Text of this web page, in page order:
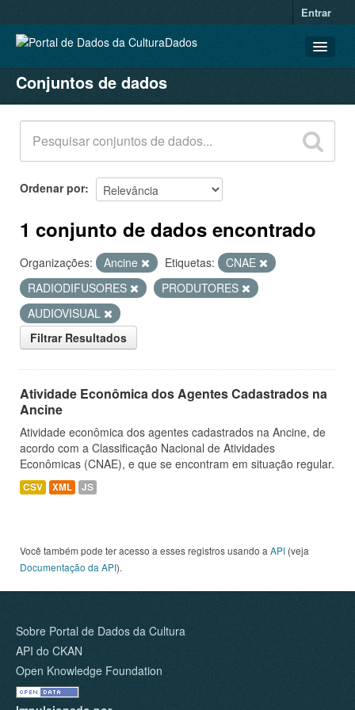
Entrar
CONJUNTOS DE DADOS
ORGANIZAÇÕES
GRUPOS
SOBRE
Conjuntos de dados
Ordenar por
1 conjunto de dados encontrado
Organizações: Ancine Etiquetas:
CNAE
RADIODIFUSORES
PRODUTORES
AUDIOVISUAL
Filtrar Resultados
Atividade Econômica dos Agentes Cadastrados na
Ancine
Atividade econômica dos agentes cadastrados na Ancine, de
acordo com a Classificação Nacional de Atividades
Econômicas (CNAE), e que se encontram em situação regular.
CSV XML JS
Você também pode ter acesso a esses registros usando a API (veja
Documentação da API).
Sobre Portal de Dados da Cultura
API do CKAN
Open Knowledge Foundation